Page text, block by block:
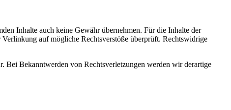
Inhalte auch keine Gewähr übernehmen. Für die Inhalte der
auf mögliche Rechtsverstöße überprüft. Rechtswidrige
Bei Bekanntwerden von Rechtsverletzungen werden wir derartige